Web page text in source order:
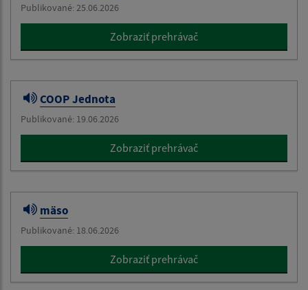
Publikované: 25.06.2026
Zobraziť prehrávač
COOP Jednota
Publikované: 19.06.2026
Zobraziť prehrávač
mäso
Publikované: 18.06.2026
Zobraziť prehrávač